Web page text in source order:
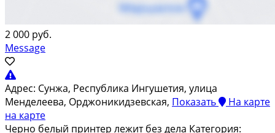
2 000 руб.
Message
Адрес: Сунжа, Республика Ингушетия, улица
Менделеева, Орджоникидзевская, Показать
На карте
на карте
Черно белый принтер лежит без дела Категория: